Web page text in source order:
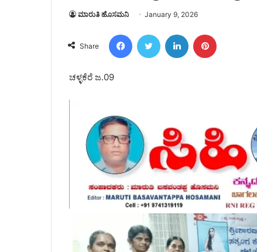
ಮಾರುತಿ ಹೊಸಮನಿ January 9, 2026
Share
FacebookTwitter LinkedIn
ಚಳ್ಳಕೆರೆ ಜ.09